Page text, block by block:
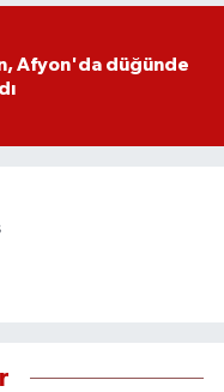
Afyon'da düğünde